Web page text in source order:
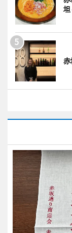
坦